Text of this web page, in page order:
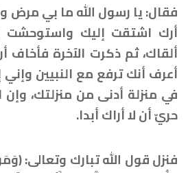
فقال: يا رسول الله ما بي مرض
أرك اشتقت إليك
ألقاك، ثم ذكرت الآخرة فأخاف
أعرف أنك ترفع مع النبيين
في منزلة أدنى من منزلتك،
حريّ أن لا أراك أبدا.
فنزل قول الله تبارك وتعالى: